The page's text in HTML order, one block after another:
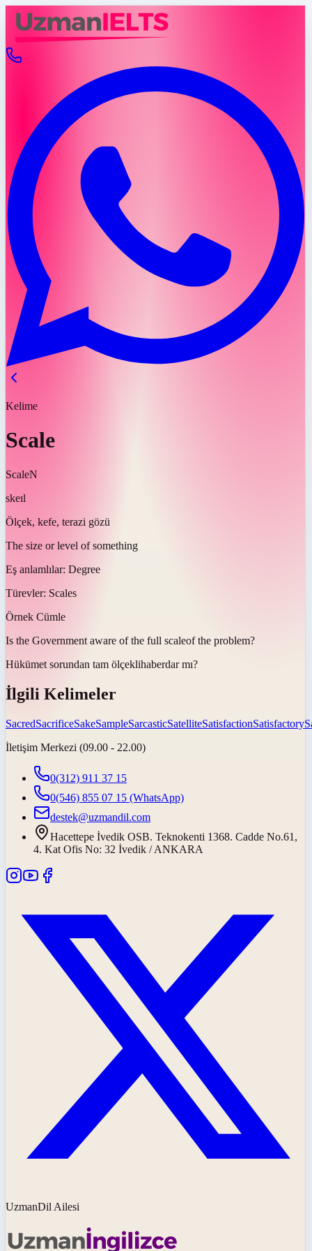
Kelime
Scale
ScaleN
skeɪl
Ölçek, kefe, terazi gözü
The size or level of something
Eş anlamlılar: Degree
Türevler: Scales
Örnek Cümle
Is the Government aware of the full scaleof the problem?
Hükümet sorundan tam ölçeklihaberdar mı?
İlgili Kelimeler
SacredSacrificeSakeSampleSarcasticSatelliteSatisfactionSatisfactory
İletişim Merkezi (09.00 - 22.00)
0(312) 911 37 15
0(546) 855 07 15 (WhatsApp)
destek@uzmandil.com
Hacettepe İvedik OSB. Teknokenti 1368. Cadde No.61,
4. Kat Ofis No: 32 İvedik / ANKARA
UzmanDil Ailesi